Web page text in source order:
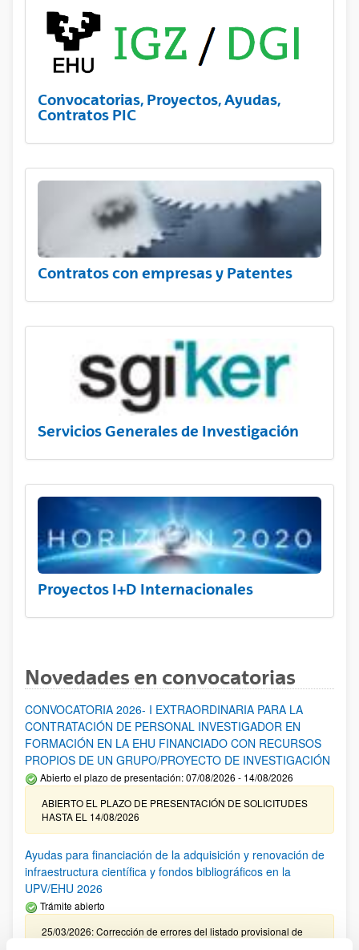
Convocatorias, Proyectos, Ayudas,
Contratos PIC
Contratos con empresas y Patentes
Servicios Generales de Investigación
Proyectos I+D Internacionales
Novedades en convocatorias
CONVOCATORIA 2026- I EXTRAORDINARIA PARA LA
CONTRATACIÓN DE PERSONAL INVESTIGADOR EN
FORMACIÓN EN LA EHU FINANCIADO CON RECURSOS
PROPIOS DE UN GRUPO/PROYECTO DE INVESTIGACIÓN
Abierto el plazo de presentación: 07/08/2026 - 14/08/2026
ABIERTO EL PLAZO DE PRESENTACIÓN DE SOLICITUDES
HASTA EL 14/08/2026
Ayudas para financiación de la adquisición y renovación de
infraestructura científica y fondos bibliográficos en la
UPV/EHU 2026
Trámite abierto
25/03/2026: Corrección de errores del listado provisional de